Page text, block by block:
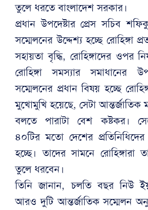
তুলে ধরতে বাংলাদেশ সরকার।
প্রধান উপদেষ্টার প্রেস সচিব
সম্মেলনের উদ্দেশ্য হচ্ছে রোহিঙ্গা
সহায়তা বৃদ্ধি, রোহিঙ্গাদের ওপর
রোহিঙ্গা সমস্যার সমাধানের
সম্মেলনের প্রধান বিষয় হচ্ছে
মুখোমুখি হয়েছে, সেটা আন্তর্জাতিক
বলতে পারাটা বেশ কষ্টকর।
৪০টির মতো দেশের
হচ্ছে। তাদের সামনে রোহিঙ্গারা
তুলে ধরবেন।
তিনি জানান, চলতি বছর নিউ
আরও দুটি আন্তর্জাতিক সম্মেলন